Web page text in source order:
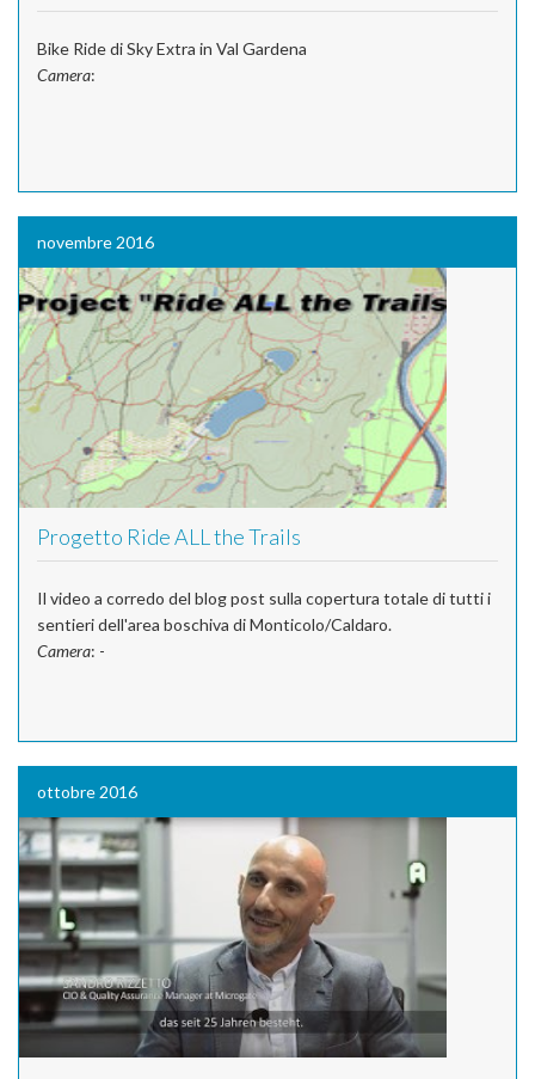
Bike Ride di Sky Extra in Val Gardena
Camera:
novembre 2016
Progetto Ride ALL the Trails
Il video a corredo del blog post sulla copertura totale di tutti i
sentieri dell'area boschiva di Monticolo/Caldaro.
Camera: -
ottobre 2016